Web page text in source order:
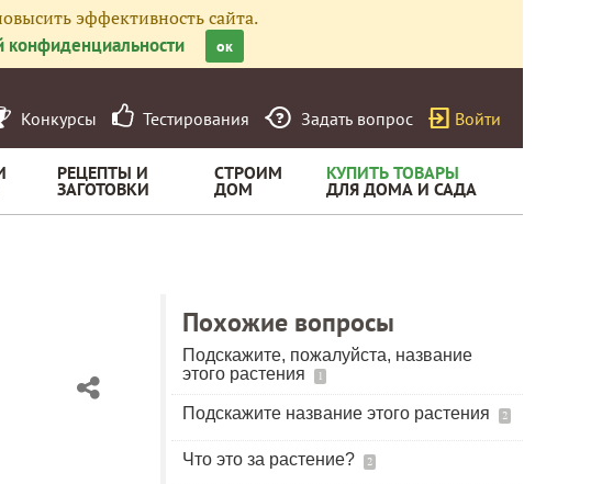
эффективность сайта.
конфиденциальности ок
Конкурсы Тестирования Задать вопрос Войти
РЕЦЕПТЫ И
ЗАГОТОВКИ
СТРОИМ
ДОМ
КУПИТЬ ТОВАРЫ
ДЛЯ ДОМА И САДА
Похожие вопросы
Подскажите, пожалуйста, название
этого растения
1
Подскажите название этого растения 2
Что это за растение? 2